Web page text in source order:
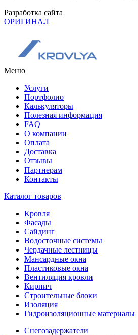
Разработка сайта
ОРИГИНАЛ
Меню
Услуги
Портфолио
Калькуляторы
Полезная информация
FAQ
О компании
Оплата
Доставка
Отзывы
Партнерам
Контакты
Каталог товаров
Кровля
Фасады
Сайдинг
Водосточные системы
Чердачные лестницы
Мансардные окна
Пластиковые окна
Вентиляция кровли
Кирпич
Строительные блоки
Изоляция
Гидроизоляционные материалы
Снегозадержатели